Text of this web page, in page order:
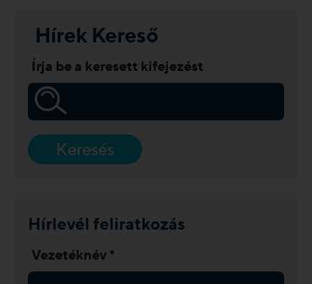
Hírek Kereső
Írja be a keresett kifejezést
Keresés
Hírlevél feliratkozás
Vezetéknév *